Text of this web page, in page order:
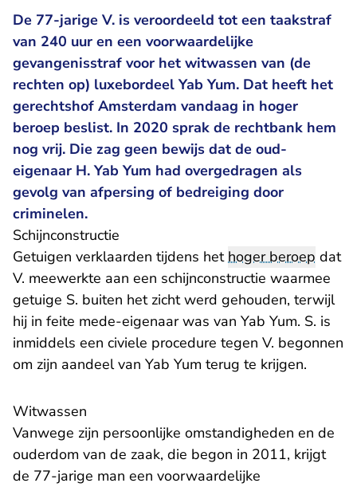
De 77-jarige V. is veroordeeld tot een taakstraf
van 240 uur en een voorwaardelijke
gevangenisstraf voor het witwassen van (de
rechten op) luxebordeel Yab Yum. Dat heeft het
gerechtshof Amsterdam vandaag in hoger
beroep beslist. In 2020 sprak de rechtbank hem
nog vrij. Die zag geen bewijs dat de oud-
eigenaar H. Yab Yum had overgedragen als
gevolg van afpersing of bedreiging door
criminelen.
Schijnconstructie
Getuigen verklaarden tijdens hethoger beroep dat
V. meewerkte aan een schijnconstructie waarmee
getuige S. buiten het zicht werd gehouden, terwijl
hij in feite mede-eigenaar was van Yab Yum. S. is
inmiddels een civiele procedure tegen V. begonnen
om zijn aandeel van Yab Yum terug te krijgen.
Witwassen
Vanwege zijn persoonlijke omstandigheden en de
ouderdom van de zaak, die begon in 2011, krijgt
de 77-jarige man een voorwaardelijke